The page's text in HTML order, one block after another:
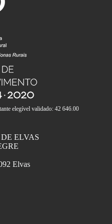
elegível validado: 42 646.00
ELVAS
Elvas